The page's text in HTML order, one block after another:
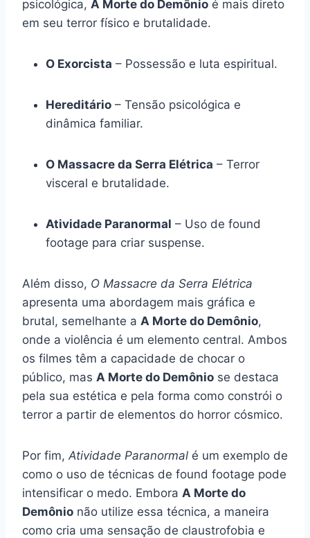
psicológica, A Morte do Demônio é mais direto
em seu terror físico e brutalidade.
O Exorcista – Possessão e luta espiritual.
Hereditário – Tensão psicológica e
dinâmica familiar.
O Massacre da Serra Elétrica – Terror
visceral e brutalidade.
Atividade Paranormal – Uso de found
footage para criar suspense.
Além disso, O Massacre da Serra Elétrica
apresenta uma abordagem mais gráfica e
brutal, semelhante a A Morte do Demônio,
onde a violência é um elemento central. Ambos
os filmes têm a capacidade de chocar o
público, mas A Morte do Demônio se destaca
pela sua estética e pela forma como constrói o
terror a partir de elementos do horror cósmico.
Por fim, Atividade Paranormal é um exemplo de
como o uso de técnicas de found footage pode
intensificar o medo. Embora A Morte do
Demônio não utilize essa técnica, a maneira
como cria uma sensação de claustrofobia e